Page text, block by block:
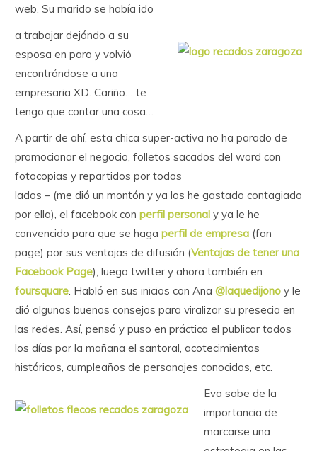
web. Su marido se había ido
a trabajar dejándo a su
esposa en paro y volvió
encontrándose a una
empresaria XD. Cariño… te
tengo que contar una cosa…
A partir de ahí, esta chica super-activa no ha parado de
promocionar el negocio, folletos sacados del word con
fotocopias y repartidos por todos
lados – (me dió un montón y ya los he gastado contagiado
por ella), el facebook con perfil personaly ya le he
convencido para que se haga perfil de empresa(fan
page) por sus ventajas de difusión (Ventajas de tener una
Facebook Page), luego twitter y ahora también en
foursquare. Habló en sus inicios con Ana @laquedijonoy le
dió algunos buenos consejos para viralizar su presecia en
las redes. Así, pensó y puso en práctica el publicar todos
los días por la mañana el santoral, acotecimientos
históricos, cumpleaños de personajes conocidos, etc.
Eva sabe de la
importancia de
marcarse una